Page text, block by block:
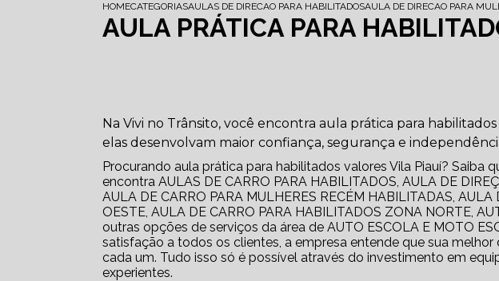
HOMECATEGORIASAULAS DE DIRECAO PARA HABILITADOSAULA DE DIRECAO PARA
AULA PRÁTICA PARA
Na Vivi no Trânsito, você encontra aula prática para
elas desenvolvam maior confiança, segurança e
Procurando aula prática para habilitados valores Vila Piauí? Saiba
encontra AULAS DE CARRO PARA HABILITADOS, AULA DE
AULA DE CARRO PARA MULHERES RECÉM HABILITADAS,
OESTE, AULA DE CARRO PARA HABILITADOS ZONA NORTE,
outras opções de serviços da área de AUTO ESCOLA E MOTO
satisfação a todos os clientes, a empresa entende que sua
cada um. Tudo isso só é possível através do investimento em
experientes.